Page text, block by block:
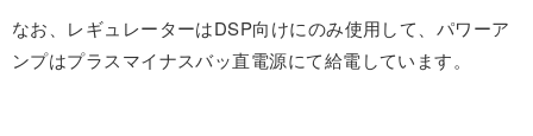
なお、レギュレーターはDSP向けにのみ使用して、パワーア
ンプはプラスマイナスバッ直電源にて給電しています。